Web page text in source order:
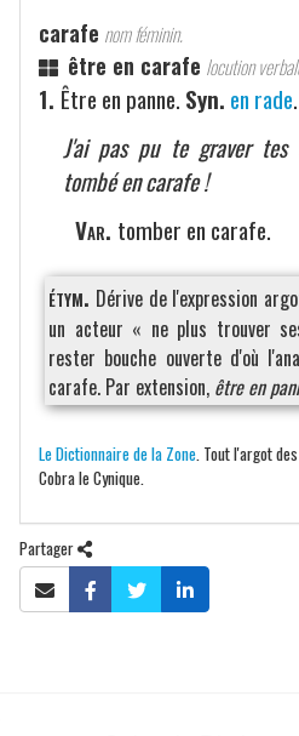
carafe nom féminin.
être en carafe locution
1. Être en panne. Syn. en rade.
J'ai pas pu te graver tes
tombé en carafe !
Var. tomber en carafe.
étym. Dérive de l'expression
un acteur « ne plus trouver
rester bouche ouverte d'où
carafe. Par extension, être en
Le Dictionnaire de la Zone . Tout l'argot
Cobra le Cynique.
Partager